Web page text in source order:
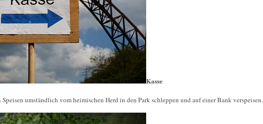
Kasse
umständlich vom heimischen Herd in den Park schleppen und auf einer Bank verspeisen.